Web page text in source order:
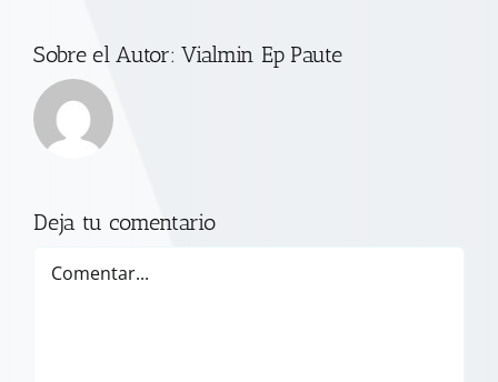
Sobre el Autor:Vialmin Ep Paute
Deja tu comentario